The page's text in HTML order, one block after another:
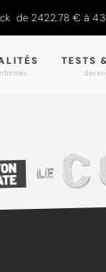
€ à 4301.97
TESTS